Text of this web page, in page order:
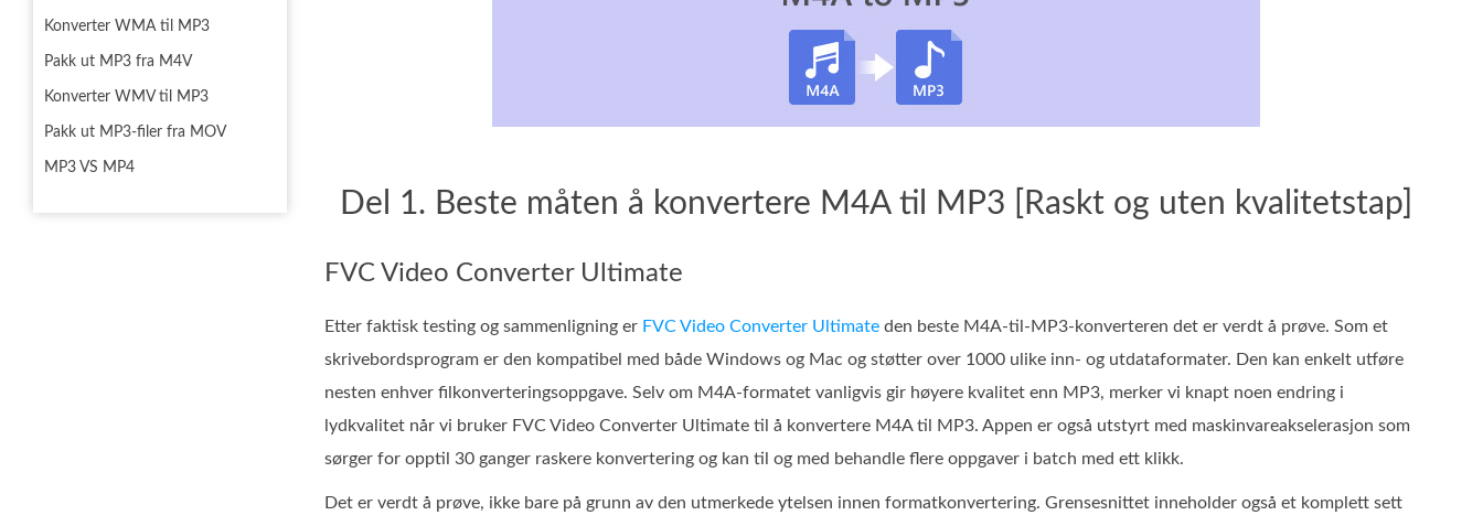
Konverter WMA til MP3
Pakk ut MP3 fra M4V
Konverter WMV til MP3
Pakk ut MP3-filer fra MOV
MP3 VS MP4
Del 1. Beste måten å konvertere M4A til MP3 [Raskt og uten kvalitetstap]
FVC Video Converter Ultimate
Etter faktisk testing og sammenligning er FVC Video Converter Ultimate den beste M4A‑til‑MP3‑konverteren det er verdt å prøve. Som et
skrivebordsprogram er den kompatibel med både Windows og Mac og støtter over 1000 ulike inn‑ og utdataformater. Den kan enkelt utføre
nesten enhver filkonverteringsoppgave. Selv om M4A‑formatet vanligvis gir høyere kvalitet enn MP3, merker vi knapt noen endring i
lydkvalitet når vi bruker FVC Video Converter Ultimate til å konvertere M4A til MP3. Appen er også utstyrt med maskinvareakselerasjon som
sørger for opptil 30 ganger raskere konvertering og kan til og med behandle flere oppgaver i batch med ett klikk.
Det er verdt å prøve, ikke bare på grunn av den utmerkede ytelsen innen formatkonvertering. Grensesnittet inneholder også et komplett sett